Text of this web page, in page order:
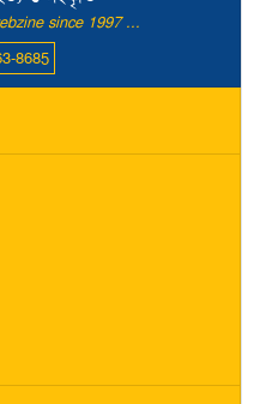
since 1997 ...
8685